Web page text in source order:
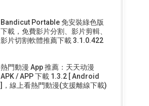
Bandicut Portable 免安裝綠色版
下載，免費影片分割、影片剪輯、
影片切割軟體推薦下載 3.1.0.422
熱門動漫 App 推薦：天天动漫
APK / APP 下載 1.3.2 [ Android
]，線上看熱門動漫(支援離線下載)